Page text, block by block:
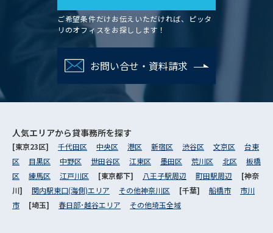
ご希望条件だけお伝えいただければ、ピッタ
リのオフィスをお探しします！
お問い合せ・資料請求
人気エリアから貸事務所を探す
[東京23区] 千代田区 中央区 港区 新宿区 渋谷区 文京区
台東
区
目黒区 中野区 世田谷区 江東区 墨田区 荒川区 北区
板橋
区
練馬区 江戸川区 [東京都下] 八王子駅周辺 町田駅周辺
[神奈
川] 関内駅東口(海側)エリア その他神奈川区 [千葉] 船橋市
市川
市
[埼玉] 春日部･越谷エリア その他埼玉全域